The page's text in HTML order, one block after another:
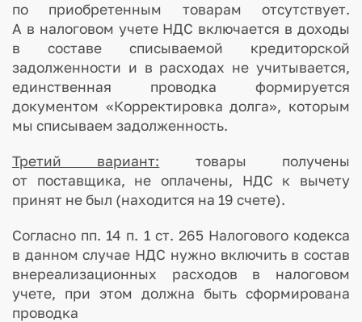
по приобретенным товарам отсутствует.
А в налоговом учете НДС включается в доходы
в составе списываемой кредиторской
задолженности и в расходах не учитывается,
единственная проводка формируется
документом «Корректировка долга», которым
мы списываем задолженность.
Третий вариант: товары получены
от поставщика, не оплачены, НДС к вычету
принят не был (находится на 19 счете).
Согласно пп. 14 п. 1 ст. 265 Налогового кодекса
в данном случае НДС нужно включить в состав
внереализационных расходов в налоговом
учете, при этом должна быть сформирована
проводка